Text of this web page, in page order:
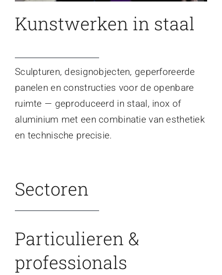
Kunstwerken in staal
Sculpturen, designobjecten, geperforeerde
panelen en constructies voor de openbare
ruimte — geproduceerd in staal, inox of
aluminium met een combinatie van esthetiek
en technische precisie.
Sectoren
Particulieren &
professionals